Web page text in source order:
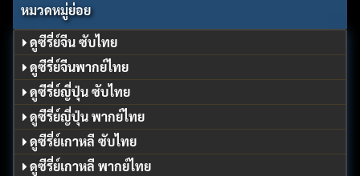
หมวดหมู่ย่อย
ดูซีรี่ย์จีน ซับไทย
ดูซีรี่ย์จีนพากย์ไทย
ดูซีรี่ย์ญี่ปุ่น ซับไทย
ดูซีรี่ย์ญี่ปุ่น พากย์ไทย
ดูซีรี่ย์เกาหลี ซับไทย
ดูซีรี่ย์เกาหลี พากย์ไทย